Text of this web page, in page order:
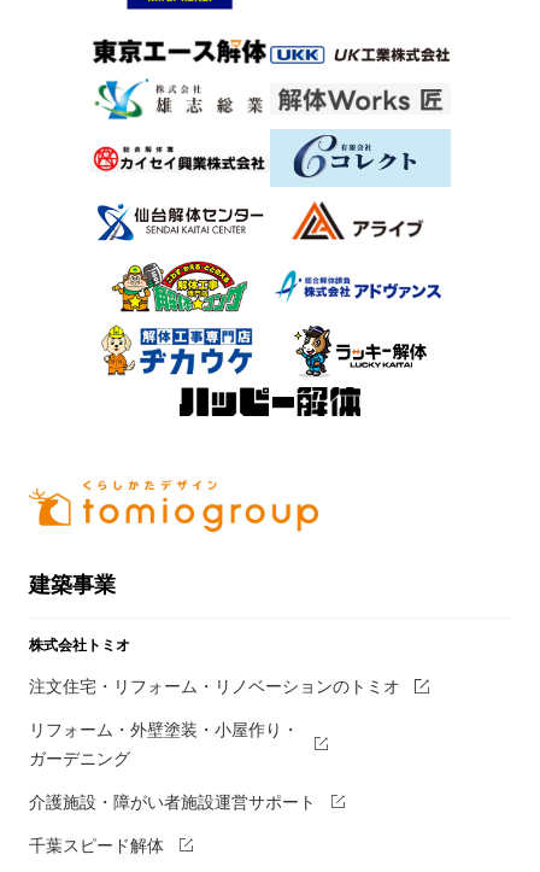
建築事業
株式会社トミオ
注文住宅・リフォーム・リノベーションのトミオ
リフォーム・外壁塗装・小屋作り・
ガーデニング
介護施設・障がい者施設運営サポート
千葉スピード解体